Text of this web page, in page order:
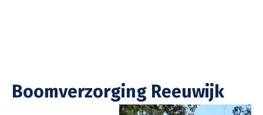
Boomverzorging Reeuwijk